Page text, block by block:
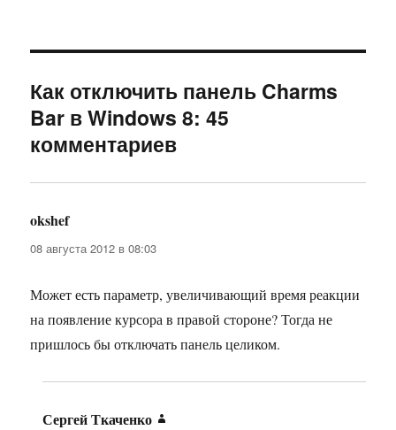
Как отключить панель Charms
Bar в Windows 8: 45
комментариев
okshef:
08 августа 2012 в 08:03
Может есть параметр, увеличивающий время реакции
на появление курсора в правой стороне? Тогда не
пришлось бы отключать панель целиком.
Сергей Ткаченко